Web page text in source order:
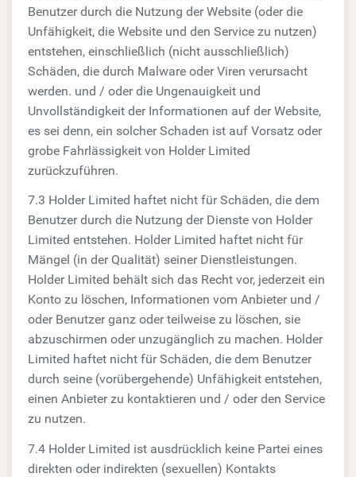
Benutzer durch die Nutzung der Website (oder die
Unfähigkeit, die Website und den Service zu nutzen)
entstehen, einschließlich (nicht ausschließlich)
Schäden, die durch Malware oder Viren verursacht
werden. und / oder die Ungenauigkeit und
Unvollständigkeit der Informationen auf der Website,
es sei denn, ein solcher Schaden ist auf Vorsatz oder
grobe Fahrlässigkeit von Holder Limited
zurückzuführen.
7.3 Holder Limited haftet nicht für Schäden, die dem
Benutzer durch die Nutzung der Dienste von Holder
Limited entstehen. Holder Limited haftet nicht für
Mängel (in der Qualität) seiner Dienstleistungen.
Holder Limited behält sich das Recht vor, jederzeit ein
Konto zu löschen, Informationen vom Anbieter und /
oder Benutzer ganz oder teilweise zu löschen, sie
abzuschirmen oder unzugänglich zu machen. Holder
Limited haftet nicht für Schäden, die dem Benutzer
durch seine (vorübergehende) Unfähigkeit entstehen,
einen Anbieter zu kontaktieren und / oder den Service
zu nutzen.
7.4 Holder Limited ist ausdrücklich keine Partei eines
direkten oder indirekten (sexuellen) Kontakts